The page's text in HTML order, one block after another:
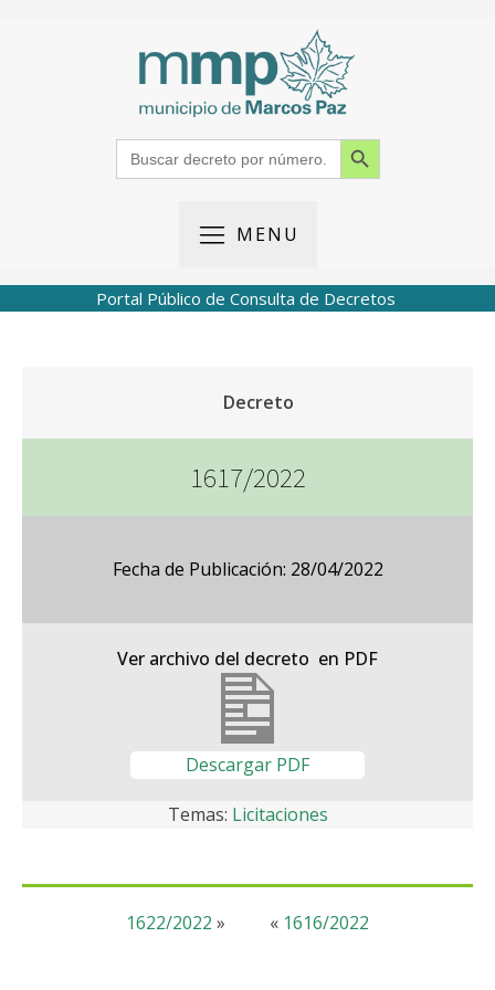
Search
for:
Search Button
MENU
Portal Público de Consulta de Decretos
Decreto
1617/2022
Fecha de Publicación: 28/04/2022
Ver archivo del decreto en PDF
Descargar PDF
Temas: Licitaciones
« 1616/2022
1622/2022 »